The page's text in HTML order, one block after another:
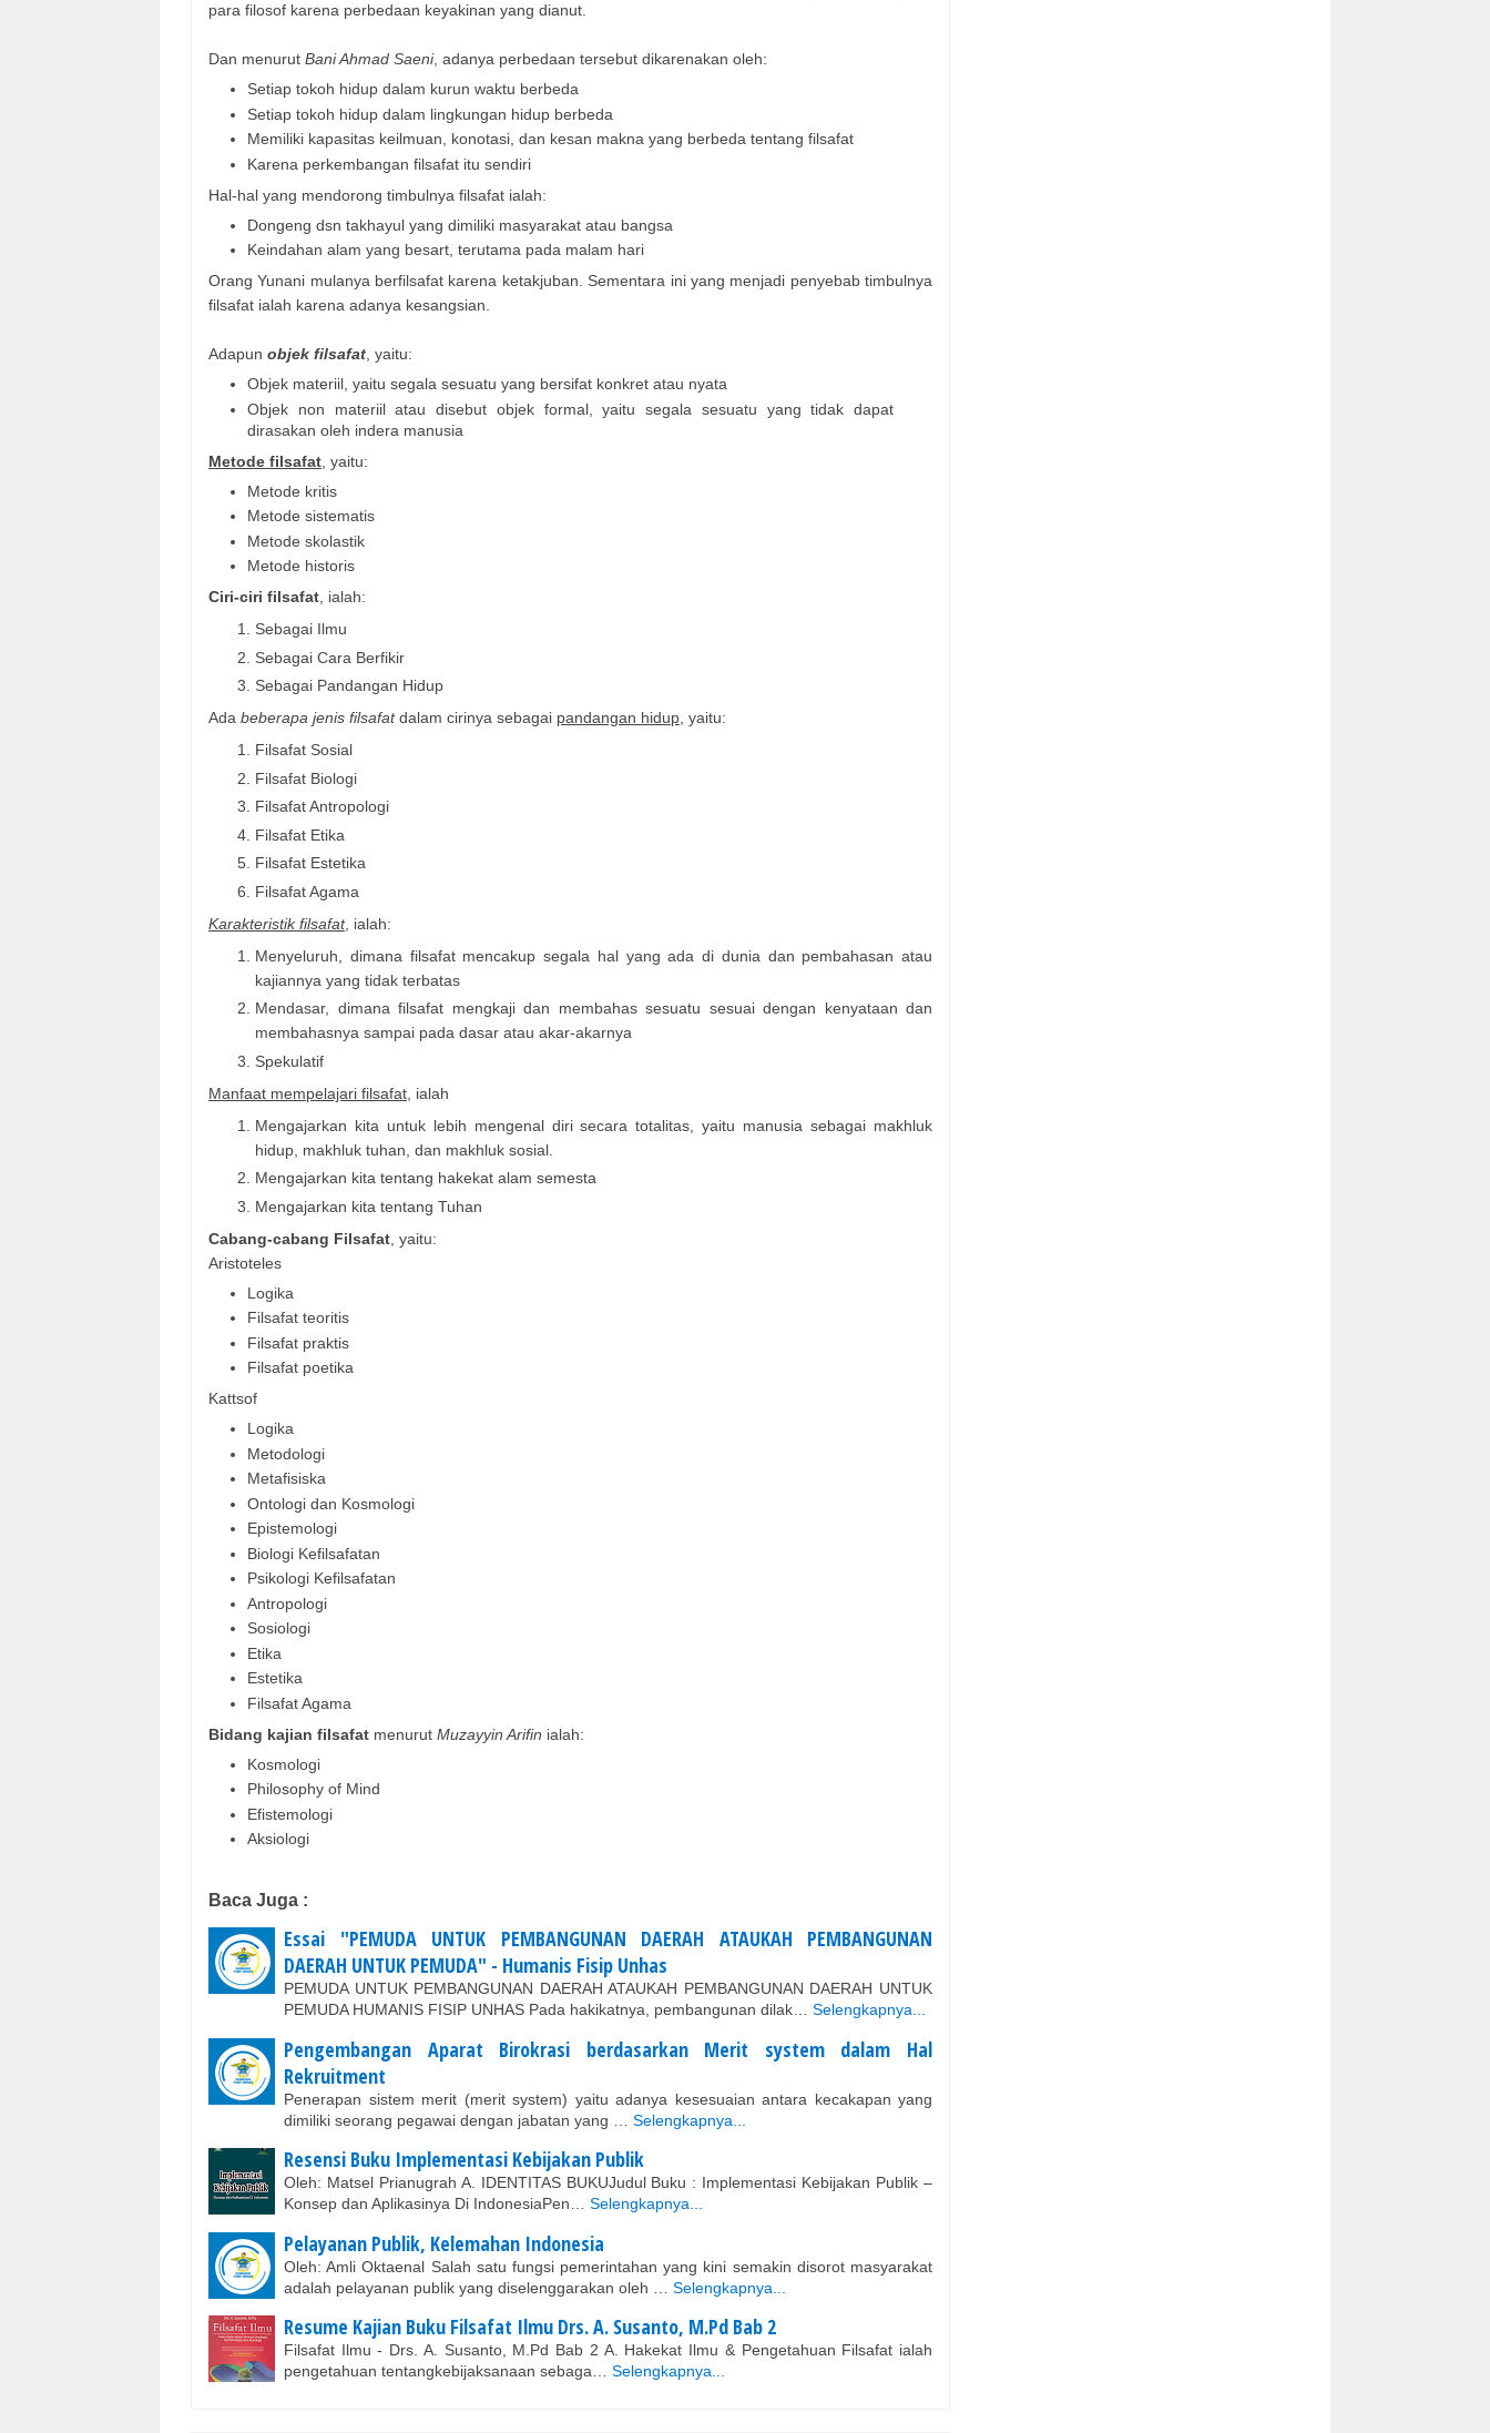
para filosof karena perbedaan keyakinan yang dianut.
Dan menurut Bani Ahmad Saeni, adanya perbedaan tersebut dikarenakan oleh:
Setiap tokoh hidup dalam kurun waktu berbeda
Setiap tokoh hidup dalam lingkungan hidup berbeda
Memiliki kapasitas keilmuan, konotasi, dan kesan makna yang berbeda tentang filsafat
Karena perkembangan filsafat itu sendiri
Hal-hal yang mendorong timbulnya filsafat ialah:
Dongeng dsn takhayul yang dimiliki masyarakat atau bangsa
Keindahan alam yang besart, terutama pada malam hari
Orang Yunani mulanya berfilsafat karena ketakjuban. Sementara ini yang menjadi penyebab timbulnya
filsafat ialah karena adanya kesangsian.
Adapun objek filsafat , yaitu:
Objek materiil, yaitu segala sesuatu yang bersifat konkret atau nyata
Objek non materiil atau disebut objek formal, yaitu segala sesuatu yang tidak dapat
dirasakan oleh indera manusia
Metode filsafat , yaitu:
Metode kritis
Metode sistematis
Metode skolastik
Metode historis
Ciri-ciri filsafat , ialah:
Sebagai Ilmu
Sebagai Cara Berfikir
Sebagai Pandangan Hidup
Ada beberapa jenis filsafatdalam cirinya sebagai pandangan hidup , yaitu:
Filsafat Sosial
Filsafat Biologi
Filsafat Antropologi
Filsafat Etika
Filsafat Estetika
Filsafat Agama
Karakteristik filsafat, ialah:
Menyeluruh, dimana filsafat mencakup segala hal yang ada di dunia dan pembahasan atau
kajiannya yang tidak terbatas
Mendasar, dimana filsafat mengkaji dan membahas sesuatu sesuai dengan kenyataan dan
membahasnya sampai pada dasar atau akar-akarnya
Spekulatif
Manfaat mempelajari filsafat , ialah
Mengajarkan kita untuk lebih mengenal diri secara totalitas, yaitu manusia sebagai makhluk
hidup, makhluk tuhan, dan makhluk sosial.
Mengajarkan kita tentang hakekat alam semesta
Mengajarkan kita tentang Tuhan
Cabang-cabang Filsafat , yaitu:
Aristoteles
Logika
Filsafat teoritis
Filsafat praktis
Filsafat poetika
Kattsof
Logika
Metodologi
Metafisiska
Ontologi dan Kosmologi
Epistemologi
Biologi Kefilsafatan
Psikologi Kefilsafatan
Antropologi
Sosiologi
Etika
Estetika
Filsafat Agama
Bidang kajian filsafat menurut Muzayyin Arifin ialah:
Kosmologi
Philosophy of Mind
Efistemologi
Aksiologi
Baca Juga :
Essai "PEMUDA UNTUK PEMBANGUNAN DAERAH ATAUKAH PEMBANGUNAN
DAERAH UNTUK PEMUDA" - Humanis Fisip Unhas
PEMUDA UNTUK PEMBANGUNAN DAERAH ATAUKAH PEMBANGUNAN DAERAH UNTUK
PEMUDA HUMANIS FISIP UNHAS Pada hakikatnya, pembangunan dilak…
Selengkapnya...
Pengembangan Aparat Birokrasi berdasarkan Merit system dalam Hal
Rekruitment
Penerapan sistem merit (merit system) yaitu adanya kesesuaian antara kecakapan yang
dimiliki seorang pegawai dengan jabatan yang …
Selengkapnya...
Resensi Buku Implementasi Kebijakan Publik
Oleh: Matsel Prianugrah A. IDENTITAS BUKUJudul Buku : Implementasi Kebijakan Publik –
Konsep dan Aplikasinya Di IndonesiaPen…
Selengkapnya...
Pelayanan Publik, Kelemahan Indonesia
Oleh: Amli Oktaenal Salah satu fungsi pemerintahan yang kini semakin disorot masyarakat
adalah pelayanan publik yang diselenggarakan oleh …
Selengkapnya...
Resume Kajian Buku Filsafat Ilmu Drs. A. Susanto, M.Pd Bab 2
Filsafat Ilmu - Drs. A. Susanto, M.Pd Bab 2 A. Hakekat Ilmu & Pengetahuan Filsafat ialah
pengetahuan tentangkebijaksanaan sebaga…
Selengkapnya...